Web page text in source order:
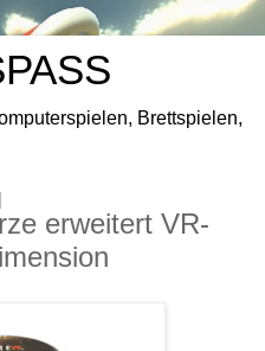
Brettspielen,
erweitert VR-